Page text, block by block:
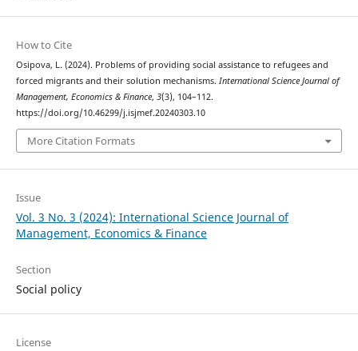
How to Cite
Osipova, L. (2024). Problems of providing social assistance to refugees and
forced migrants and their solution mechanisms. International Science Journal of
Management, Economics & Finance, 3(3), 104–112.
https://doi.org/10.46299/j.isjmef.20240303.10
More Citation Formats
Issue
Vol. 3 No. 3 (2024): International Science Journal of
Management, Economics & Finance
Section
Social policy
License